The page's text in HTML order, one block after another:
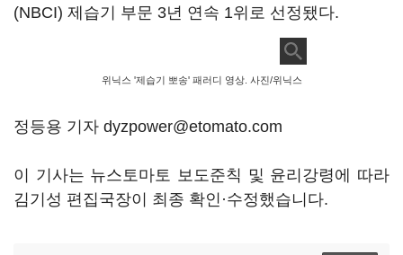
(NBCI) 제습기 부문 3년 연속 1위로 선정됐다.
위닉스 '제습기 뽀송' 패러디 영상. 사진/위닉스
정등용 기자 dyzpower@etomato.com
이 기사는 뉴스토마토 보도준칙 및 윤리강령에 따라
김기성 편집국장이 최종 확인·수정했습니다.